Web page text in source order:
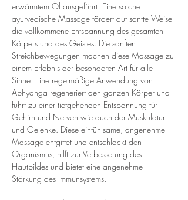
erwärmtem Öl ausgeführt. Eine solche
ayurvedische Massage fördert auf sanfte Weise
die vollkommene Entspannung des gesamten
Körpers und des Geistes. Die sanften
Streichbewegungen machen diese Massage zu
einem Erlebnis der besonderen Art für alle
Sinne. Eine regelmäßige Anwendung von
Abhyanga regeneriert den ganzen Körper und
führt zu einer tiefgehenden Entspannung für
Gehirn und Nerven wie auch der Muskulatur
und Gelenke. Diese einfühlsame, angenehme
Massage entgiftet und entschlackt den
Organismus, hilft zur Verbesserung des
Hautbildes und bietet eine angenehme
Stärkung des Immunsystems.